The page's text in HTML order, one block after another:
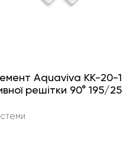
Aquaviva KK-20-
решітки 90° 195/